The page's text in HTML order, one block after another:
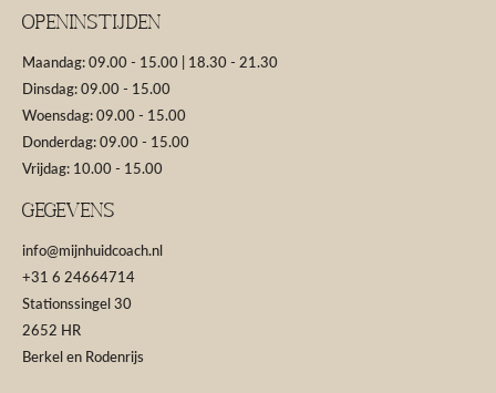
Openinstijden
Maandag: 09.00 - 15.00 | 18.30 - 21.30
Dinsdag: 09.00 - 15.00
Woensdag: 09.00 - 15.00
Donderdag: 09.00 - 15.00
Vrijdag: 10.00 - 15.00
GEGEVENS
info@mijnhuidcoach.nl
+31 6 24664714
Stationssingel 30
2652 HR
Berkel en Rodenrijs